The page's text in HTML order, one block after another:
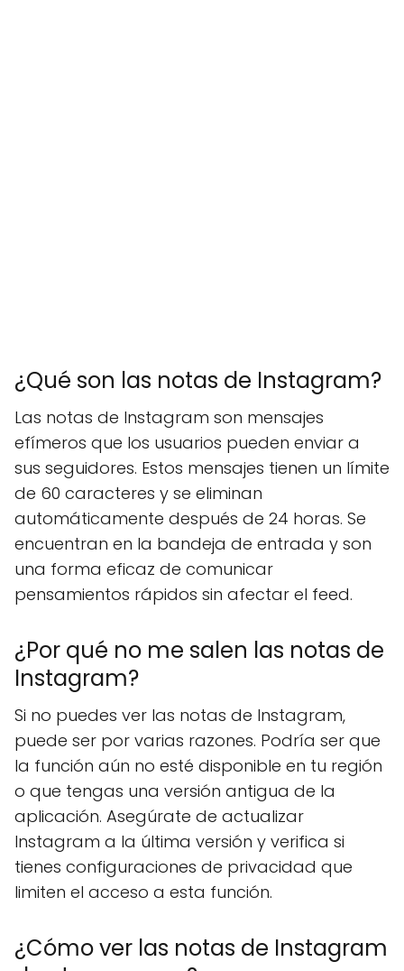
¿Qué son las notas de Instagram?
Las notas de Instagram son mensajes
efímeros que los usuarios pueden enviar a
sus seguidores. Estos mensajes tienen un límite
de 60 caracteres y se eliminan
automáticamente después de 24 horas. Se
encuentran en la bandeja de entrada y son
una forma eficaz de comunicar
pensamientos rápidos sin afectar el feed.
¿Por qué no me salen las notas de
Instagram?
Si no puedes ver las notas de Instagram,
puede ser por varias razones. Podría ser que
la función aún no esté disponible en tu región
o que tengas una versión antigua de la
aplicación. Asegúrate de actualizar
Instagram a la última versión y verifica si
tienes configuraciones de privacidad que
limiten el acceso a esta función.
¿Cómo ver las notas de Instagram